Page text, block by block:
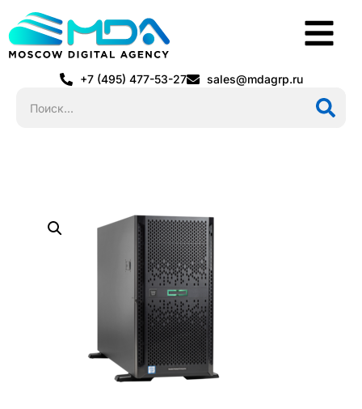
+7 (495) 477-53-27 sales@mdagrp.ru